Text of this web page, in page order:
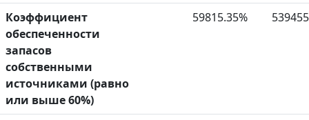
Коэффициент
обеспеченности
запасов
собственными
источниками (равно
или выше 60%)
59815.35%